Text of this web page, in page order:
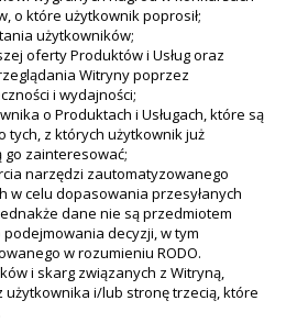
o które użytkownik poprosił;
użytkowników;
oferty Produktów i Usług oraz
Witryny poprzez
i wydajności;
o Produktach i Usługach, które są
tych, z których użytkownik już
zainteresować;
narzędzi zautomatyzowanego
w celu dopasowania przesyłanych
dane nie są przedmiotem
decyzji, w tym
w rozumieniu RODO.
i skarg związanych z Witryną,
użytkownika i/lub stronę trzecią, które